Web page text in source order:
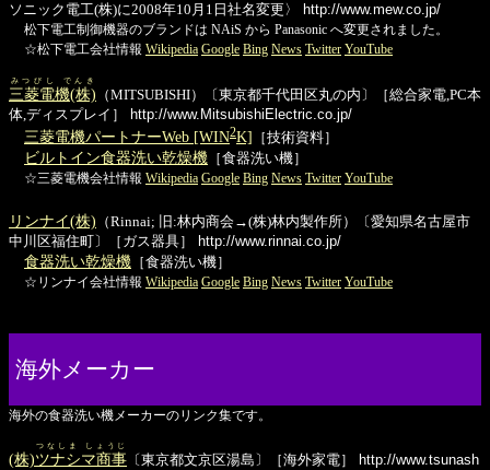
ソニック電工(株)に2008年10月1日社名変更〉
http://www.mew.co.jp/
松下電工制御機器のブランドは NAiS から Panasonic へ変更されました。
☆松下電工会社情報 Wikipedia Google Bing News Twitter YouTube
三菱電機(株)
みつびし でんき
（MITSUBISHI）〔東京都千代田区丸の内〕［総合家電,PC本
体,ディスプレイ］
http://www.MitsubishiElectric.co.jp/
三菱電機パートナーWeb [WIN2K] ［技術資料］
ビルトイン食器洗い乾燥機 ［食器洗い機］
☆三菱電機会社情報 Wikipedia Google Bing News Twitter YouTube
リンナイ(株) （Rinnai; 旧:林内商会→(株)林内製作所）〔愛知県名古屋市
中川区福住町〕［ガス器具］
http://www.rinnai.co.jp/
食器洗い乾燥機 ［食器洗い機］
☆リンナイ会社情報 Wikipedia Google Bing News Twitter YouTube
海外メーカー
海外の食器洗い機メーカーのリンク集です。
(株)ツナシマ商事
つなしま しょうじ
〔東京都文京区湯島〕［海外家電］
http://www.tsunash